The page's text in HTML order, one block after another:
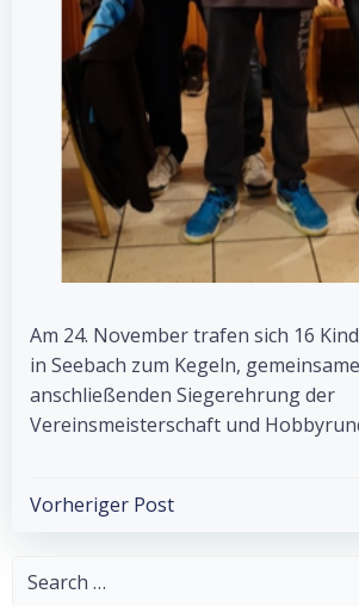
Am 24. November trafen sich 16
in Seebach zum Kegeln,
anschließenden Siegerehrung der
Vereinsmeisterschaft und
Post
navigation
Vorheriger Post
Search